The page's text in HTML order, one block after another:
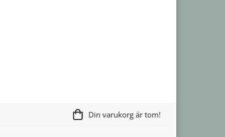
Din varukorg är tom!